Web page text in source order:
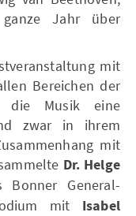
Jahr über
mit
Bereichen der
die Musik eine
zwar in ihrem
mit
Dr. Helge
Bonner General-
mit Isabel